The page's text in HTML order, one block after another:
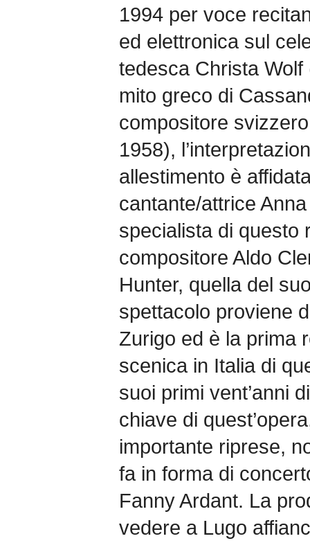
1994 per voce
ed elettronica sul
tedesca Christa
mito greco di
compositore
1958),
allestimento è
cantante/attrice
specialista di questo
compositore Aldo
Hunter, quella del
spettacolo proviene
Zurigo ed è la prima
scenica in Italia di
suoi primi vent’anni
chiave di
importante riprese,
fa in forma di
Fanny Ardant. La
vedere a Lugo